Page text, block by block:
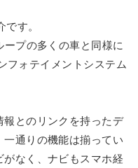
す。
プの多くの車と同様に
フォテイメントシステム
とのリンクを持ったデ
通りの機能は揃ってい
なく、ナビもスマホ経